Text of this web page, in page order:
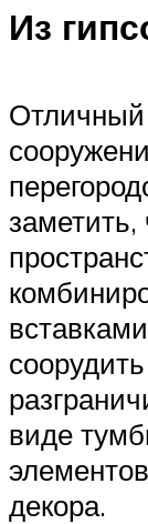
Из
виде
декора.